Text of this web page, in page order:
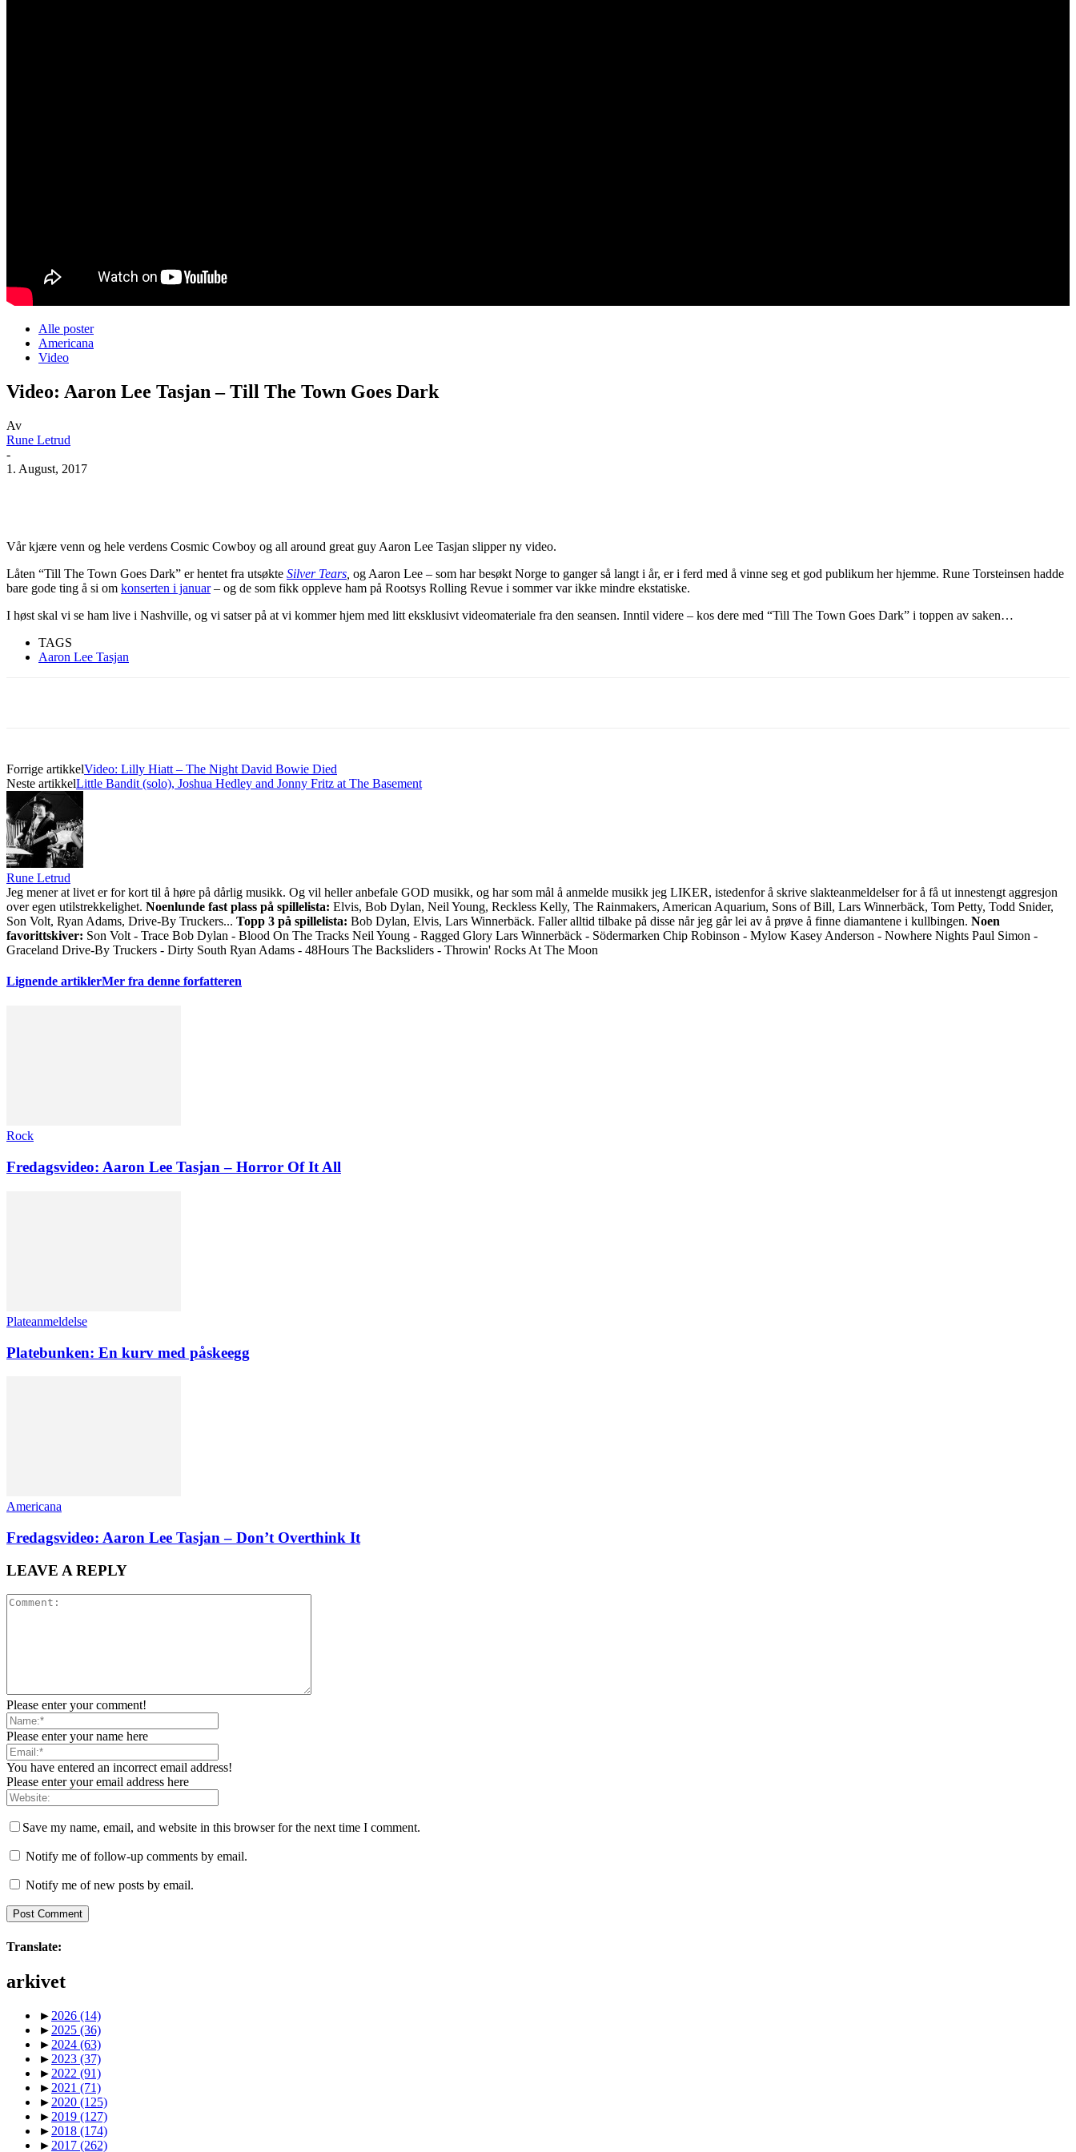
Alle poster
Americana
Video
Video: Aaron Lee Tasjan – Till The Town Goes Dark
Av
Rune Letrud
-
1. August, 2017
Vår kjære venn og hele verdens Cosmic Cowboy og all around great guy Aaron Lee Tasjan slipper ny video.
Låten “Till The Town Goes Dark” er hentet fra utsøkte Silver Tears og Aaron Lee – som har besøkt Norge to ganger så langt i år, er i ferd med å vinne seg et god publikum her hjemme. Rune Torsteinsen hadde
bare gode ting å si om konserten i januar– og de som fikk oppleve ham på Rootsys Rolling Revue i sommer var ikke mindre ekstatiske.
I høst skal vi se ham live i Nashville, og vi satser på at vi kommer hjem med litt eksklusivt videomateriale fra den seansen. Inntil videre – kos dere med “Till The Town Goes Dark” i toppen av saken…
TAGS
Aaron Lee Tasjan
Forrige artikkelVideo: Lilly Hiatt – The Night David Bowie Died
Neste artikkelLittle Bandit (solo), Joshua Hedley and Jonny Fritz at The Basement
Rune Letrud
Jeg mener at livet er for kort til å høre på dårlig musikk. Og vil heller anbefale GOD musikk, og har som mål å anmelde musikk jeg LIKER, istedenfor å skrive slakteanmeldelser for å få ut innestengt aggresjon
over egen utilstrekkelighet. Noenlunde fast plass på spillelista: Elvis, Bob Dylan, Neil Young, Reckless Kelly, The Rainmakers, American Aquarium, Sons of Bill, Lars Winnerbäck, Tom Petty, Todd Snider,
Son Volt, Ryan Adams, Drive-By Truckers... Topp 3 på spillelista: Bob Dylan, Elvis, Lars Winnerbäck. Faller alltid tilbake på disse når jeg går lei av å prøve å finne diamantene i kullbingen. Noen
favorittskiver: Son Volt - Trace Bob Dylan - Blood On The Tracks Neil Young - Ragged Glory Lars Winnerbäck - Södermarken Chip Robinson - Mylow Kasey Anderson - Nowhere Nights Paul Simon -
Graceland Drive-By Truckers - Dirty South Ryan Adams - 48Hours The Backsliders - Throwin' Rocks At The Moon
Lignende artiklerMer fra denne forfatteren
Rock
Fredagsvideo: Aaron Lee Tasjan – Horror Of It All
Plateanmeldelse
Platebunken: En kurv med påskeegg
Americana
Fredagsvideo: Aaron Lee Tasjan – Don’t Overthink It
LEAVE A REPLY
Please enter your comment!
Please enter your name here
You have entered an incorrect email address!
Please enter your email address here
Save my name, email, and website in this browser for the next time I comment.
Notify me of follow-up comments by email.
Notify me of new posts by email.
Translate:
arkivet
► 2026 (14)
► 2025 (36)
► 2024 (63)
► 2023 (37)
► 2022 (91)
► 2021 (71)
► 2020 (125)
► 2019 (127)
► 2018 (174)
► 2017 (262)